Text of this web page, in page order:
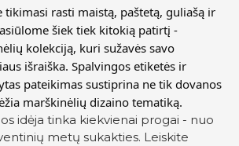
tikimasi rasti maistą, paštetą, guliašą ir
šiek tiek kitokią patirtį -
kolekciją, kuri sužavės savo
išraiška. Spalvingos etiketės ir
pateikimas sustiprina ne tik dovanos
marškinėlių dizaino tematiką.
idėja tinka kiekvienai progai - nuo
metų sukakties. Leiskite